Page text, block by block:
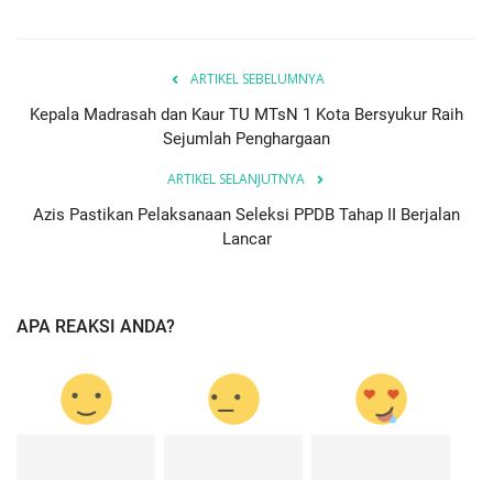
ARTIKEL SEBELUMNYA
Kepala Madrasah dan Kaur TU MTsN 1 Kota Bersyukur Raih
Sejumlah Penghargaan
ARTIKEL SELANJUTNYA
Azis Pastikan Pelaksanaan Seleksi PPDB Tahap II Berjalan
Lancar
APA REAKSI ANDA?